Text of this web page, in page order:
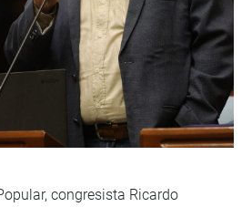
congresista Ricardo